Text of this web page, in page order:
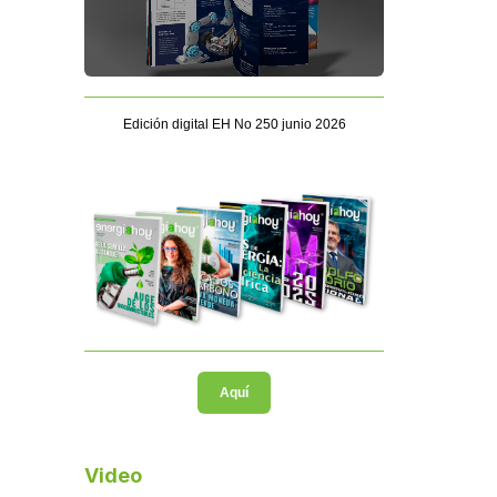
Edición digital EH No 250 junio 2026
Aquí
Video